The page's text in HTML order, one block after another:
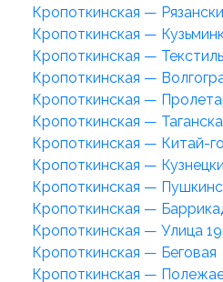
Кропоткинская —
Кропоткинская —
Кропоткинская —
Кропоткинская —
Кропоткинская —
Кропоткинская —
Кропоткинская — Китай-
Кропоткинская —
Кропоткинская —
Кропоткинская —
Кропоткинская — Улица
Кропоткинская — Беговая
Кропоткинская —